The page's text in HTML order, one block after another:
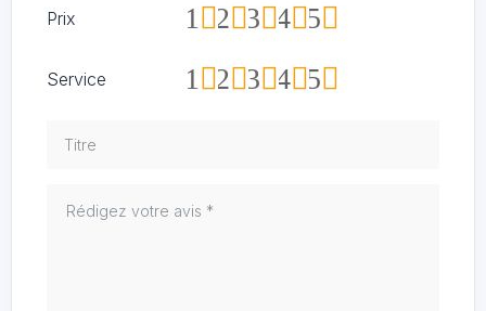
Prix 5
4
3
2
1
Service 5
4
3
2
1